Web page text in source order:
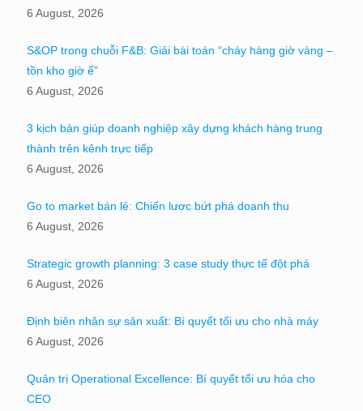
6 August, 2026
S&OP trong chuỗi F&B: Giải bài toán “cháy hàng giờ vàng –
tồn kho giờ ế”
6 August, 2026
3 kịch bản giúp doanh nghiệp xây dựng khách hàng trung
thành trên kênh trực tiếp
6 August, 2026
Go to market bán lẻ: Chiến lược bứt phá doanh thu
6 August, 2026
Strategic growth planning: 3 case study thực tế đột phá
6 August, 2026
Định biên nhân sự sản xuất: Bí quyết tối ưu cho nhà máy
6 August, 2026
Quản trị Operational Excellence: Bí quyết tối ưu hóa cho
CEO